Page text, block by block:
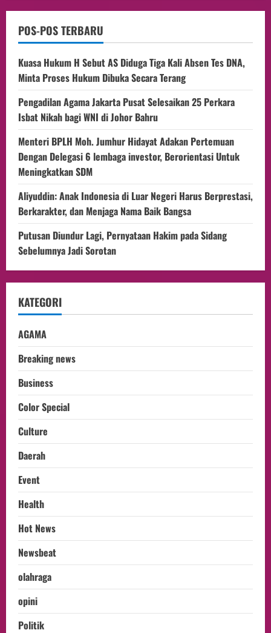
POS-POS TERBARU
Kuasa Hukum H Sebut AS Diduga Tiga Kali Absen Tes DNA,
Minta Proses Hukum Dibuka Secara Terang
Pengadilan Agama Jakarta Pusat Selesaikan 25 Perkara
Isbat Nikah bagi WNI di Johor Bahru
Menteri BPLH Moh. Jumhur Hidayat Adakan Pertemuan
Dengan Delegasi 6 lembaga investor, Berorientasi Untuk
Meningkatkan SDM
Aliyuddin: Anak Indonesia di Luar Negeri Harus Berprestasi,
Berkarakter, dan Menjaga Nama Baik Bangsa
Putusan Diundur Lagi, Pernyataan Hakim pada Sidang
Sebelumnya Jadi Sorotan
KATEGORI
AGAMA
Breaking news
Business
Color Special
Culture
Daerah
Event
Health
Hot News
Newsbeat
olahraga
opini
Politik